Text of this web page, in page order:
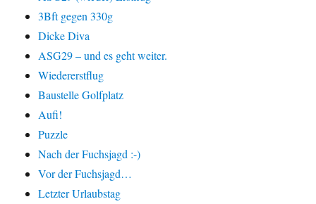
3Bft gegen 330g
Dicke Diva
ASG29 – und es geht weiter.
Wiedererstflug
Baustelle Golfplatz
Aufi!
Puzzle
Nach der Fuchsjagd :-)
Vor der Fuchsjagd…
Letzter Urlaubstag